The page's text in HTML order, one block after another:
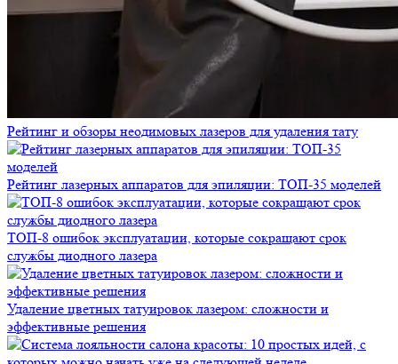
Рейтинг и обзоры неодимовых лазеров для удаления тату
Рейтинг лазерных аппаратов для эпиляции: ТОП-35 моделей
ТОП-8 ошибок эксплуатации, которые сокращают срок
службы диодного лазера
Удаление цветных татуировок лазером: сложности и
эффективные решения